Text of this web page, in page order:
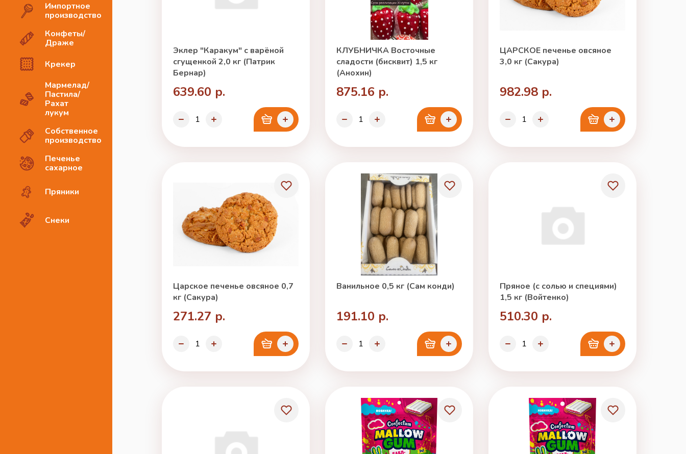
Импортное
производство
Конфеты/
Драже
Крекер
Мармелад/
Пастила/
Рахат
лукум
Собственное
производство
Печенье
сахарное
Пряники
Снеки
Эклер "Каракум" с варёной
сгущенкой 2,0 кг (Патрик
Бернар)
639.60 р.
КЛУБНИЧКА Восточные
сладости (бисквит) 1,5 кг
(Анохин)
875.16 р.
ЦАРСКОЕ печенье овсяное
3,0 кг (Сакура)
982.98 р.
Царское печенье овсяное 0,7
кг (Сакура)
271.27 р.
Ванильное 0,5 кг (Сам конди)
191.10 р.
Пряное (с солью и специями)
1,5 кг (Войтенко)
510.30 р.